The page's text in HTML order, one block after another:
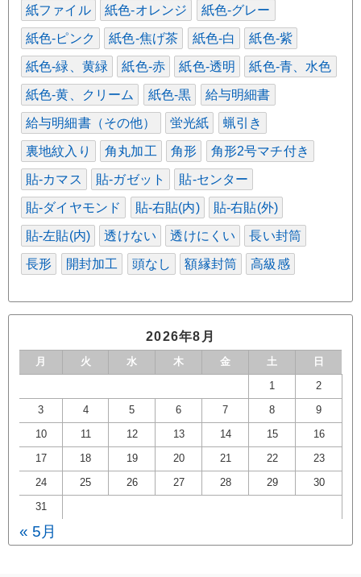
紙ファイル 紙色-オレンジ 紙色-グレー
紙色-ピンク 紙色-焦げ茶 紙色-白 紙色-紫
紙色-緑、黄緑 紙色-赤 紙色-透明 紙色-青、水色
紙色-黄、クリーム 紙色-黒 給与明細書
給与明細書（その他） 蛍光紙 蝋引き
裏地紋入り 角丸加工 角形 角形2号マチ付き
貼-カマス 貼-ガゼット 貼-センター
貼-ダイヤモンド 貼-右貼(内) 貼-右貼(外)
貼-左貼(内) 透けない 透けにくい 長い封筒
長形 開封加工 頭なし 額縁封筒 高級感
2026年8月
月 火 水 木 金 土 日
1 2
3 4 5 6 7 8 9
10 11 12 13 14 15 16
17 18 19 20 21 22 23
24 25 26 27 28 29 30
31
« 5月